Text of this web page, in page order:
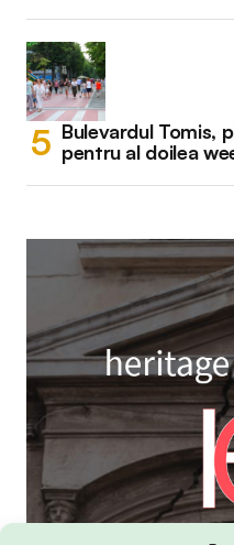
Bulevardul Tomis,
pentru al doilea